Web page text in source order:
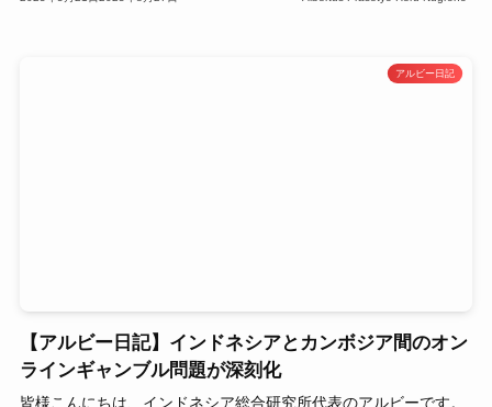
アルビー日記
【アルビー日記】インドネシアとカンボジア間のオン
ラインギャンブル問題が深刻化
皆様こんにちは、インドネシア総合研究所代表のアルビーです。